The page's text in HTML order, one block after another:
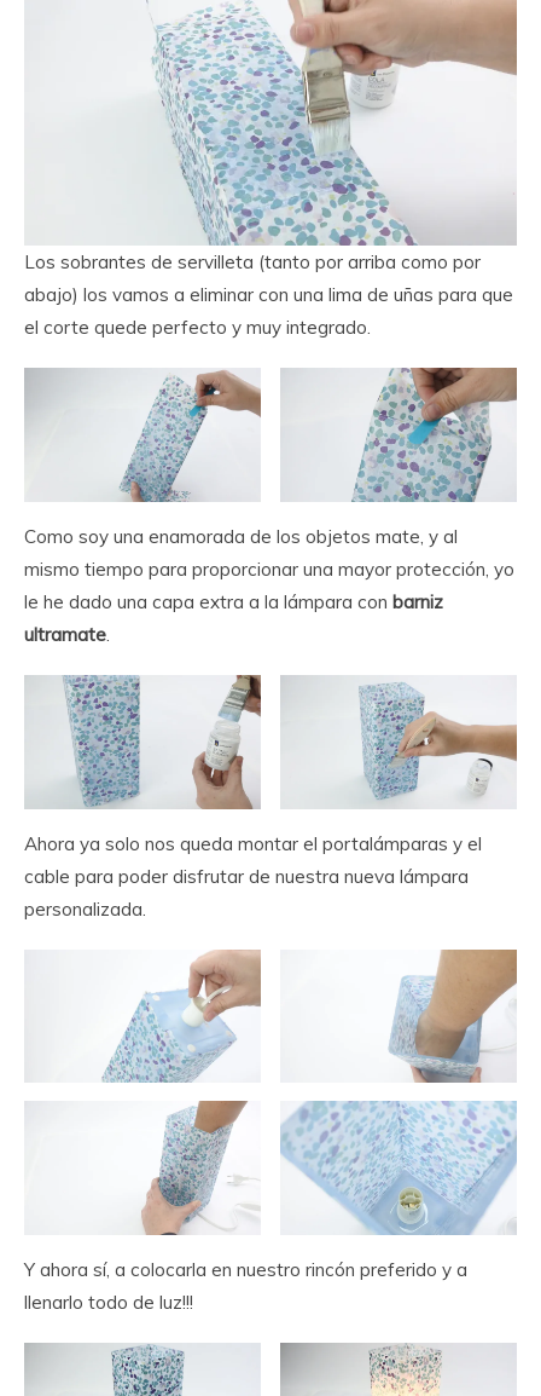
Los sobrantes de servilleta (tanto por arriba como por
abajo) los vamos a eliminar con una lima de uñas para que
el corte quede perfecto y muy integrado.
Como soy una enamorada de los objetos mate, y al
mismo tiempo para proporcionar una mayor protección, yo
le he dado una capa extra a la lámpara con barniz
ultramate.
Ahora ya solo nos queda montar el portalámparas y el
cable para poder disfrutar de nuestra nueva lámpara
personalizada.
Y ahora sí, a colocarla en nuestro rincón preferido y a
llenarlo todo de luz!!!